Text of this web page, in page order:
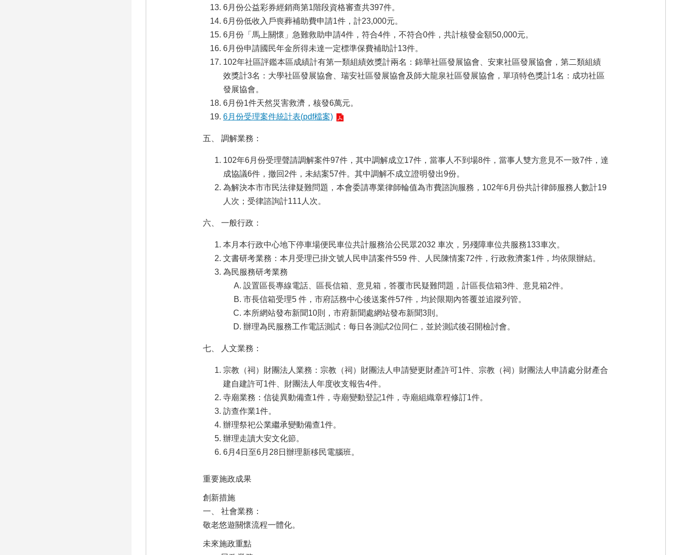
6月份公益彩券經銷商第1階段資格審查共397件。
6月份低收入戶喪葬補助費申請1件，計23,000元。
6月份「馬上關懷」急難救助申請4件，符合4件，不符合0件，共計核發金額50,000元。
6月份申請國民年金所得未達一定標準保費補助計13件。
102年社區評鑑本區成績計有第一類組績效獎計兩名：錦華社區發展協會、安東社區發展協會，第二類組績
效獎計3名：大學社區發展協會、瑞安社區發展協會及師大龍泉社區發展協會，單項特色獎計1名：成功社區
發展協會。
6月份1件天然災害救濟，核發6萬元。
6月份受理案件統計表(pdf檔案)
五、 調解業務：
102年6月份受理聲請調解案件97件，其中調解成立17件，當事人不到場8件，當事人雙方意見不一致7件，達
成協議6件，撤回2件，未結案57件。其中調解不成立證明發出9份。
為解決本市市民法律疑難問題，本會委請專業律師輪值為市費諮詢服務，102年6月份共計律師服務人數計19
人次；受律諮詢計111人次。
六、 一般行政：
本月本行政中心地下停車場便民車位共計服務洽公民眾2032 車次，另殘障車位共服務133車次。
文書研考業務：本月受理已掛文號人民申請案件559 件、人民陳情案72件，行政救濟案1件，均依限辦結。
為民服務研考業務
設置區長專線電話、區長信箱、意見箱，答覆市民疑難問題，計區長信箱3件、意見箱2件。
市長信箱受理5 件，市府話務中心後送案件57件，均於限期內答覆並追蹤列管。
本所網站發布新聞10則，市府新聞處網站發布新聞3則。
辦理為民服務工作電話測試：每日各測試2位同仁，並於測試後召開檢討會。
七、 人文業務：
宗教（祠）財團法人業務：宗教（祠）財團法人申請變更財產許可1件、宗教（祠）財團法人申請處分財產合
建自建許可1件、財團法人年度收支報告4件。
寺廟業務：信徒異動備查1件，寺廟變動登記1件，寺廟組織章程修訂1件。
訪查作業1件。
辦理祭祀公業繼承變動備查1件。
辦理走讀大安文化節。
6月4日至6月28日辦理新移民電腦班。
重要施政成果
創新措施
一、 社會業務：
敬老悠遊關懷流程一體化。
未來施政重點